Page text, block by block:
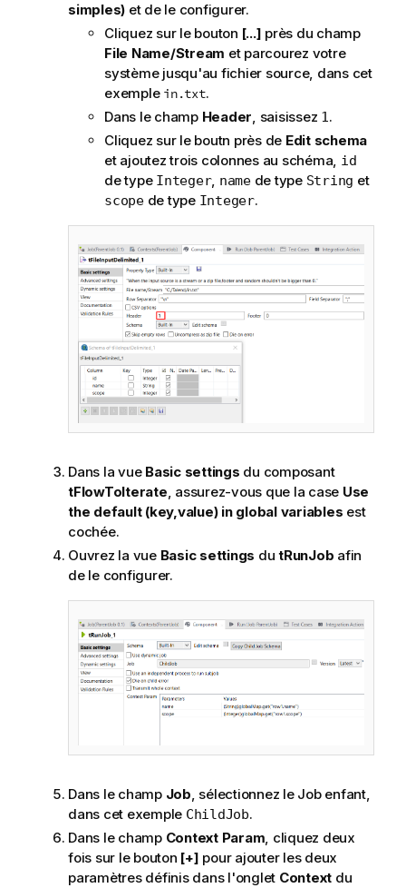
simples) et de le configurer.
Cliquez sur le bouton [...] près du champ
File Name/Stream et parcourez votre
système jusqu'au fichier source, dans cet
exemple in.txt.
Dans le champ Header, saisissez 1.
Cliquez sur le boutn près de Edit schema
et ajoutez trois colonnes au schéma, id
de type Integer, namede type String et
scopede type Integer.
Dans la vue Basic settings du composant
tFlowToIterate, assurez-vous que la case Use
the default (key,value) in global variables est
cochée.
Ouvrez la vue Basic settings du tRunJob afin
de le configurer.
Dans le champ Job, sélectionnez le Job enfant,
dans cet exemple ChildJob.
Dans le champ Context Param, cliquez deux
fois sur le bouton [+] pour ajouter les deux
paramètres définis dans l'onglet Context du